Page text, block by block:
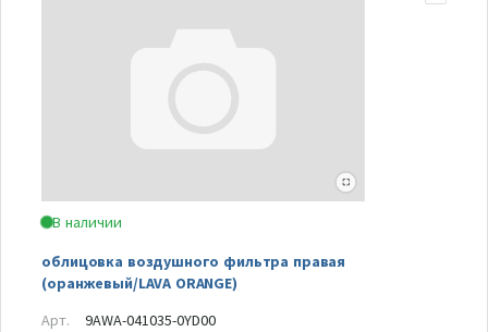
В наличии
облицовка воздушного фильтра правая
(оранжевый/LAVA ORANGE)
Арт.
9AWA-041035-0YD00